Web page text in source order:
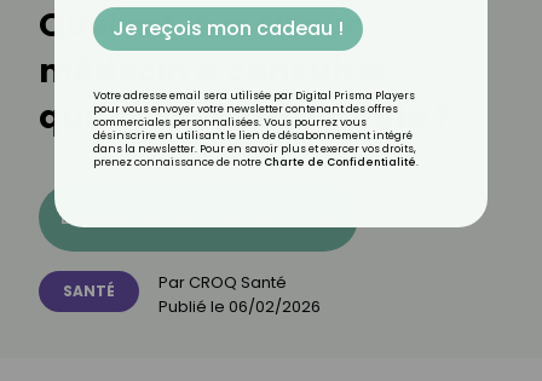
Quel est le meilleur
médecin à consulter
quand on a du diabète ?
Découvrez les 11 menus CROQ
SANTÉ Par CROQ Santé
Publié le 06/02/2026
Je reçois mon cadeau !
Votre adresse email sera utilisée par Digital Prisma Players
pour vous envoyer votre newsletter contenant des offres
commerciales personnalisées. Vous pourrez vous
désinscrire en utilisant le lien de désabonnement intégré
dans la newsletter. Pour en savoir plus et exercer vos droits,
prenez connaissance de notre Charte de Confidentialité.